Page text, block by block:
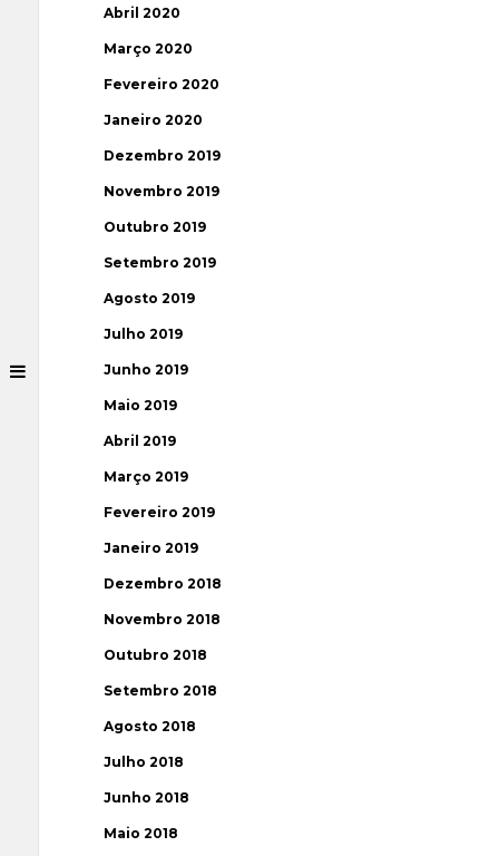
Abril 2020
Março 2020
Fevereiro 2020
Janeiro 2020
Dezembro 2019
Novembro 2019
Outubro 2019
Setembro 2019
Agosto 2019
Julho 2019
Junho 2019
Maio 2019
Abril 2019
Março 2019
Fevereiro 2019
Janeiro 2019
Dezembro 2018
Novembro 2018
Outubro 2018
Setembro 2018
Agosto 2018
Julho 2018
Junho 2018
Maio 2018